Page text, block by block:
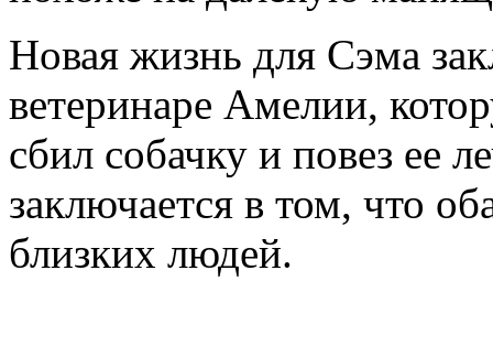
Новая жизнь для Сэма
ветеринаре Амелии,
сбил собачку и повез ее
заключается в том, что
близких людей.